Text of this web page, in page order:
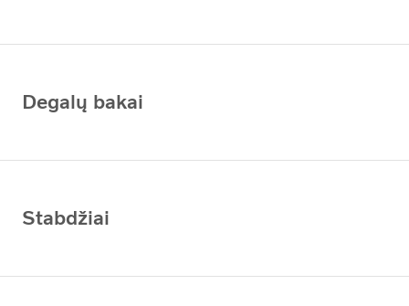
Degalų bakai
Stabdžiai